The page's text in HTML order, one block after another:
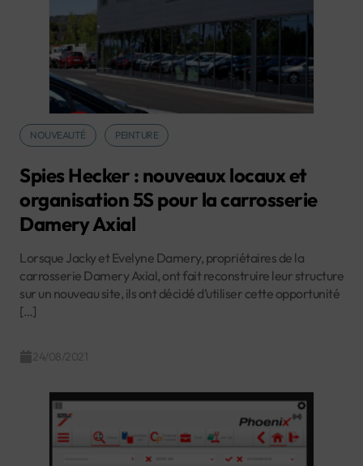
NOUVEAUTÉ PEINTURE
Spies Hecker : nouveaux locaux et
organisation 5S pour la carrosserie
Damery Axial
Lorsque Jacky et Evelyne Damery, propriétaires de la
carrosserie Damery Axial, ont fait reconstruire leur structure
sur un nouveau site, ils ont décidé d’utiliser cette opportunité
[…]